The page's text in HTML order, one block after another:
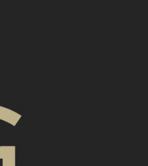
page
Twitter pageInstagram page
21 Canada's YouTube page